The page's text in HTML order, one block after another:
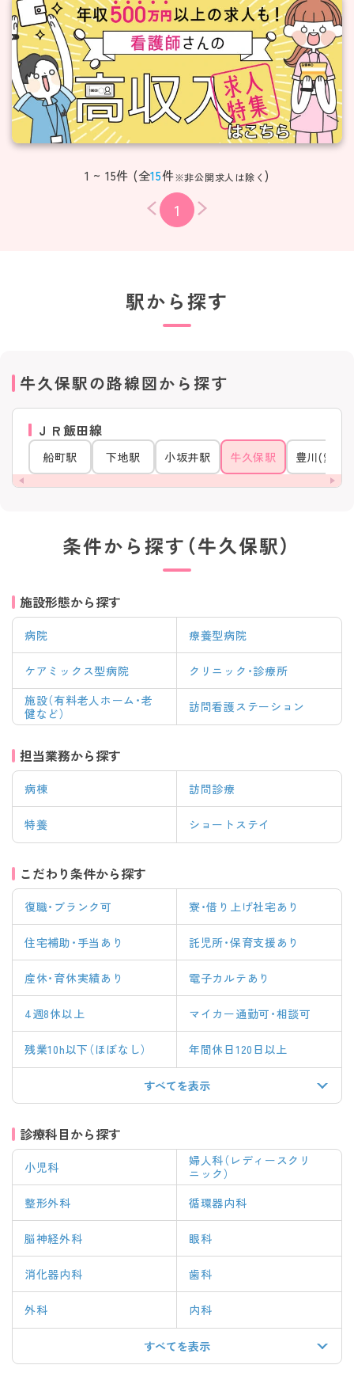
1 ~ 15件 (全15件※非公開求人は除く )
1
駅から探す
牛久保駅の路線図から探す
ＪＲ飯田線
船町駅 下地駅 小坂井駅 牛久保駅 豊川(愛知)
条件から探す（牛久保駅）
施設形態から探す
病院 療養型病院
ケアミックス型病院
クリニック・診療所
施設（有料老人ホーム・老
健など）
訪問看護ステーション
担当業務から探す
病棟 訪問診療
特養 ショートステイ
こだわり条件から探す
復職・ブランク可 寮・借り上げ社宅あり
住宅補助・手当あり 託児所・保育支援あり
産休・育休実績あり 電子カルテあり
4週8休以上 マイカー通勤可・相談可
残業10h以下（ほぼなし） 年間休日120日以上
すべてを表示
診療科目から探す
小児科
婦人科（レディースクリ
ニック）
整形外科
循環器内科
脳神経外科 眼科
消化器内科 歯科
外科 内科
すべてを表示